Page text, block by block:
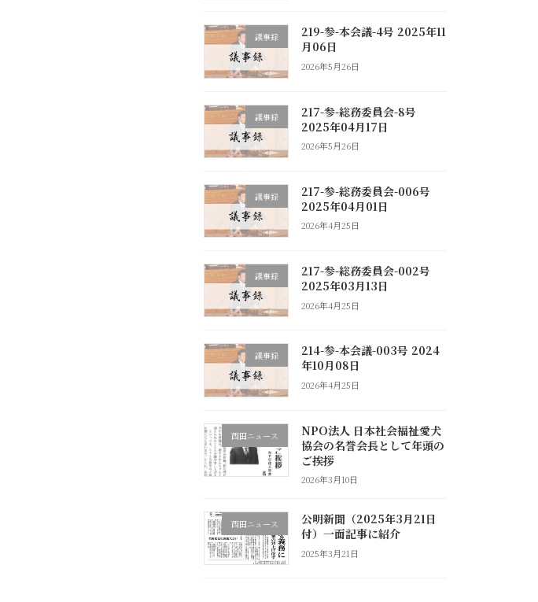
議事録
219-参-本会議-4号 2025年11
月06日
2026年5月26日
議事録
217-参-総務委員会-8号
2025年04月17日
2026年5月26日
議事録
217-参-総務委員会-006号
2025年04月01日
2026年4月25日
議事録
217-参-総務委員会-002号
2025年03月13日
2026年4月25日
議事録
214-参-本会議-003号 2024
年10月08日
2026年4月25日
西田ニュース
NPO法人 日本社会福祉愛犬
協会の名誉会長として年頭の
ご挨拶
2026年3月10日
西田ニュース
公明新聞（2025年3月21日
付）一面記事に紹介
2025年3月21日